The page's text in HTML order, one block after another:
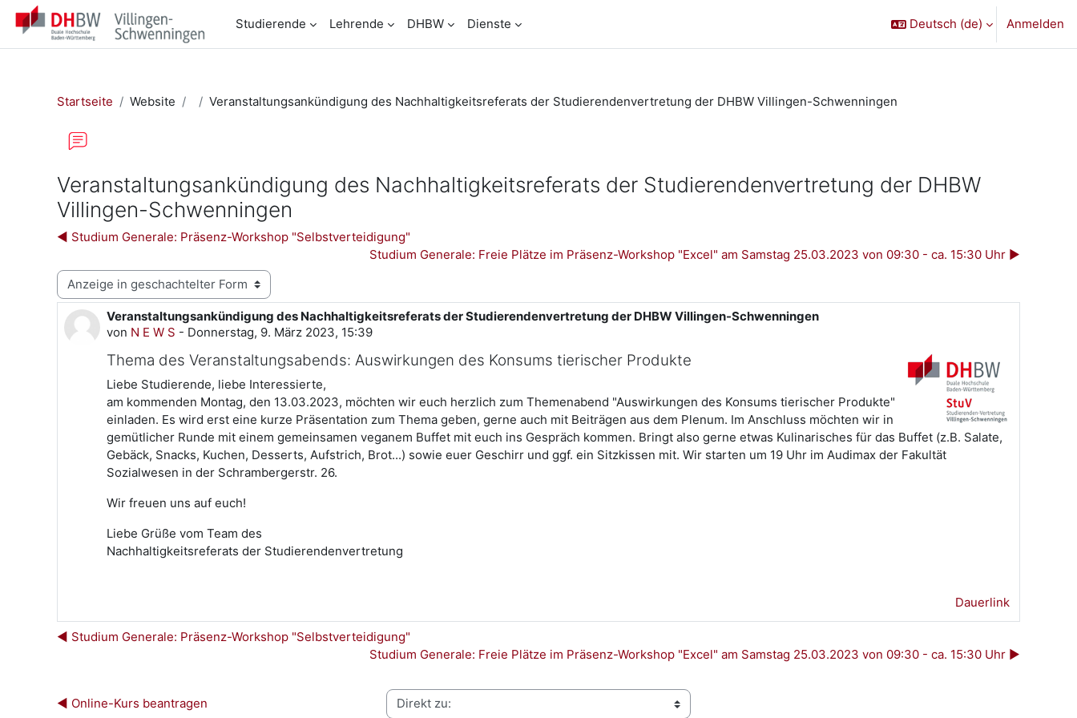
Zum Hauptinhalt
Studierende
Lehrende DHBW Dienste Deutsch ‎(de)‎ Anmelden
Startseite Website Veranstaltungsankündigung des Nachhaltigkeitsreferats der Studierendenvertretung der DHBW Villingen-Schwenningen
Veranstaltungsankündigung des Nachhaltigkeitsreferats der Studierendenvertretung der DHBW
Villingen-Schwenningen
◀︎ Studium Generale: Präsenz-Workshop "Selbstverteidigung"
Studium Generale: Freie Plätze im Präsenz-Workshop "Excel" am Samstag 25.03.2023 von 09:30 - ca. 15:30 Uhr ▶︎
Anzeigemodus
Veranstaltungsankündigung des Nachhaltigkeitsreferats der Studierendenvertretung der DHBW Villingen-Schwenningen
von N E W S - Donnerstag, 9. März 2023, 15:39
Anzahl Antworten: 0
Thema des Veranstaltungsabends: Auswirkungen des Konsums tierischer Produkte
Liebe Studierende, liebe Interessierte,
am kommenden Montag, den 13.03.2023, möchten wir euch herzlich zum Themenabend "Auswirkungen des Konsums tierischer Produkte"
einladen. Es wird erst eine kurze Präsentation zum Thema geben, gerne auch mit Beiträgen aus dem Plenum. Im Anschluss möchten wir in
gemütlicher Runde mit einem gemeinsamen veganem Buffet mit euch ins Gespräch kommen. Bringt also gerne etwas Kulinarisches für das Buffet (z.B. Salate,
Gebäck, Snacks, Kuchen, Desserts, Aufstrich, Brot...) sowie euer Geschirr und ggf. ein Sitzkissen mit. Wir starten um 19 Uhr im Audimax der Fakultät
Sozialwesen in der Schrambergerstr. 26.
Wir freuen uns auf euch!
Liebe Grüße vom Team des
Nachhaltigkeitsreferats der Studierendenvertretung
Dauerlink
◀︎ Studium Generale: Präsenz-Workshop "Selbstverteidigung"
Studium Generale: Freie Plätze im Präsenz-Workshop "Excel" am Samstag 25.03.2023 von 09:30 - ca. 15:30 Uhr ▶︎
◀︎ Online-Kurs beantragen Direkt zu: